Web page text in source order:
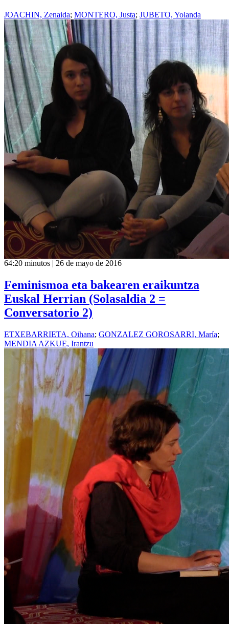
JOACHIN, Zenaida; MONTERO, Justa; JUBETO, Yolanda
64:20 minutos | 26 de mayo de 2016
Feminismoa eta bakearen eraikuntza
Euskal Herrian (Solasaldia 2 =
Conversatorio 2)
ETXEBARRIETA, Oihana; GONZALEZ GOROSARRI, María;
MENDIA AZKUE, Irantzu